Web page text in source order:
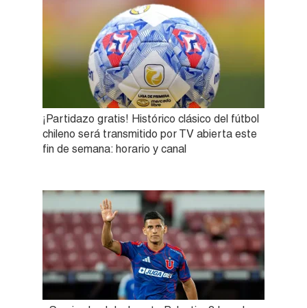
¡Partidazo gratis! Histórico clásico del fútbol
chileno será transmitido por TV abierta este
fin de semana: horario y canal